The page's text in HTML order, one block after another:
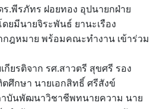
ร.พีรภัทร ฝอยทอง อุปนายกฝ่าย
ยมีนายจิระพันธ์ ยานะเรือง
ฎหมาย พร้อมคณะทำงาน เข้าร่วม
กียรติจาก รศ.สาวตรี สุขศรี รอง
กษา นายเอกสิทธิ์ ศรีสังข์
าบันพัฒนาวิชาชีพทนายความ นาย